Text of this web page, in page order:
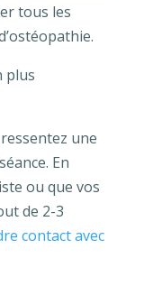
tous les
plus
une
En
ou que vos
de 2-3
contact avec